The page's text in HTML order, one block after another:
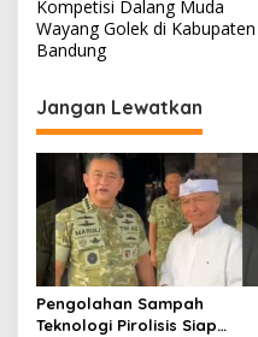
v
g
a
i
p
o
s
Kompetisi Dalang Muda
Wayang Golek di Kabupaten
Bandung
Jangan Lewatkan
Pengolahan Sampah
Teknologi Pirolisis Siap